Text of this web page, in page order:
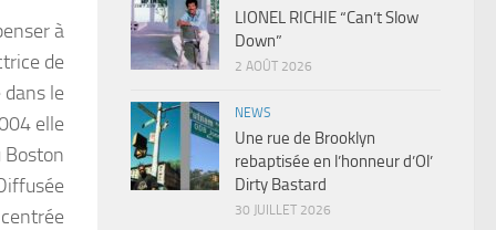
à
de
dans le
elle
Boston
LIONEL RICHIE “Can’t Slow
Down”
2 AOÛT 2026
NEWS
Une rue de Brooklyn
rebaptisée en l’honneur d’Ol’
Dirty Bastard
30 JUILLET 2026